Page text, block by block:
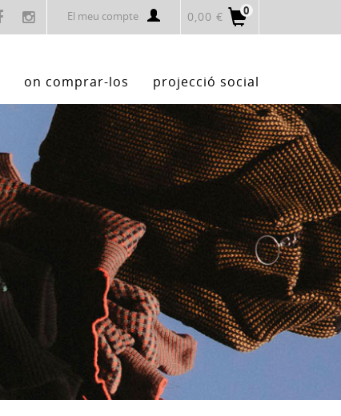
0
0,00 €
El meu compte
on comprar-los projecció social